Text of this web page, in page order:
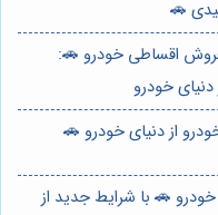
🚗
اقساطی خودرو 🚗:
خودرو
از دنیای خودرو 🚗
🚗 با شرایط جدید از